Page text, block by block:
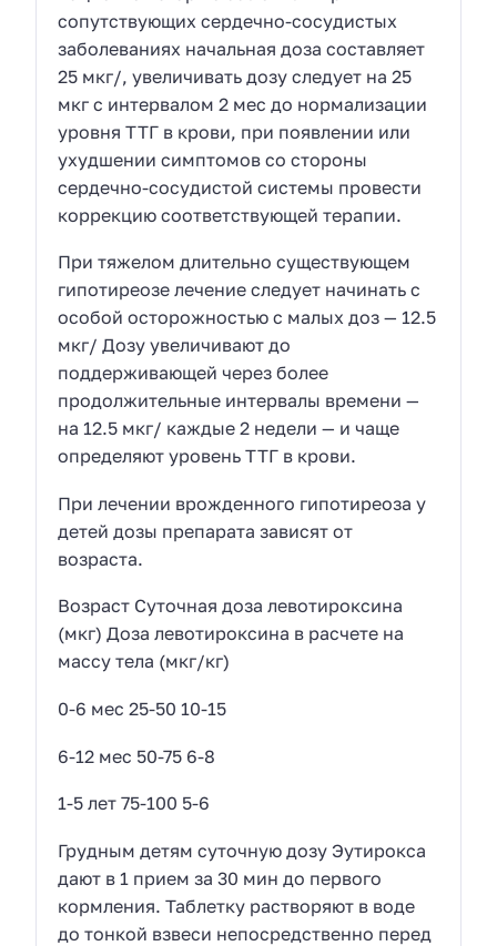
сопутствующих сердечно-сосудистых
заболеваниях начальная доза составляет
25 мкг/, увеличивать дозу следует на 25
мкг с интервалом 2 мес до нормализации
уровня ТТГ в крови, при появлении или
ухудшении симптомов со стороны
сердечно-сосудистой системы провести
коррекцию соответствующей терапии.
При тяжелом длительно существующем
гипотиреозе лечение следует начинать с
особой осторожностью с малых доз — 12.5
мкг/ Дозу увеличивают до
поддерживающей через более
продолжительные интервалы времени —
на 12.5 мкг/ каждые 2 недели — и чаще
определяют уровень ТТГ в крови.
При лечении врожденного гипотиреоза у
детей дозы препарата зависят от
возраста.
Возраст Суточная доза левотироксина
(мкг) Доза левотироксина в расчете на
массу тела (мкг/кг)
0-6 мес 25-50 10-15
6-12 мес 50-75 6-8
1-5 лет 75-100 5-6
Грудным детям суточную дозу Эутирокса
дают в 1 прием за 30 мин до первого
кормления. Таблетку растворяют в воде
до тонкой взвеси непосредственно перед